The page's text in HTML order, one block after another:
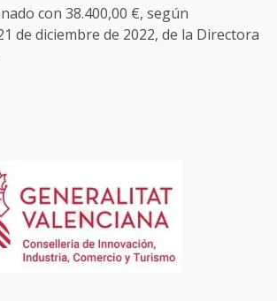
con 38.400,00 €, según
de diciembre de 2022, de la Directora